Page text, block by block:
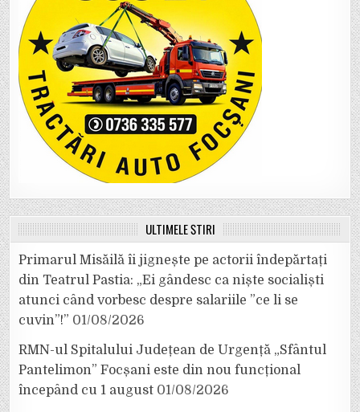
ULTIMELE ȘTIRI
Primarul Misăilă îi jignește pe actorii îndepărtați
din Teatrul Pastia: „Ei gândesc ca niște socialiști
atunci când vorbesc despre salariile ”ce li se
cuvin”!” 01/08/2026
RMN-ul Spitalului Județean de Urgență „Sfântul
Pantelimon” Focșani este din nou funcțional
începând cu 1 august 01/08/2026